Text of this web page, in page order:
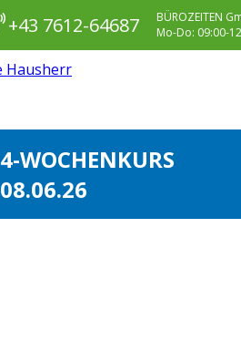
+43 7612-64687
BÜROZEITEN
Mo-Do: 09:00-
4-WOCHENKURS
08.06.26